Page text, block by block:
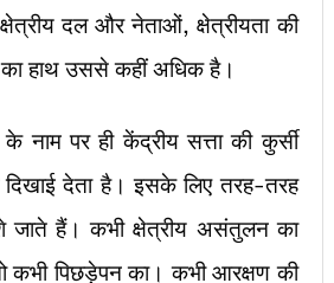
दल और नेताओं, क्षेत्रीयता की
का हाथ उससे कहीं अधिक है।
नाम पर ही केंद्रीय सत्ता की कुर्सी
देता है। इसके लिए तरह-तरह
जाते हैं। कभी क्षेत्रीय असंतुलन का
कभी पिछड़ेपन का। कभी आरक्षण की